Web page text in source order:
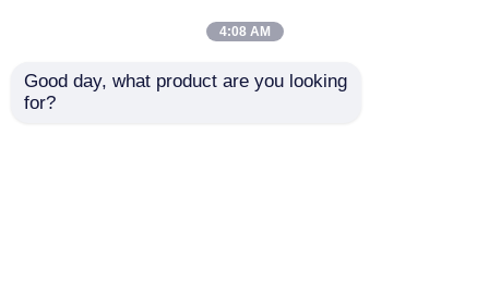
4:08 AM
Good day, what product are you looking
for?